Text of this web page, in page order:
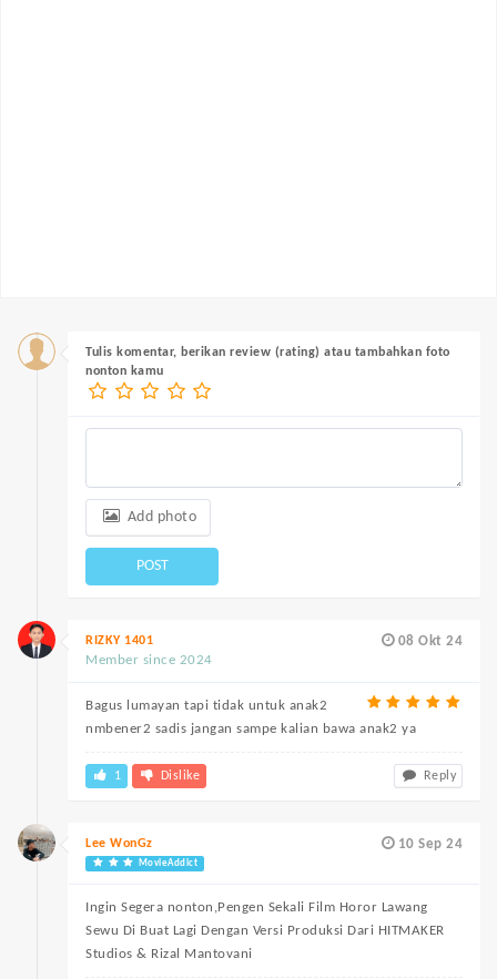
Tulis komentar, berikan review (rating) atau tambahkan foto
nonton kamu
Add photo
POST
08 Okt 24
RIZKY 1401
Member since 2024
Bagus lumayan tapi tidak untuk anak2
nmbener2 sadis jangan sampe kalian bawa anak2 ya
1 Dislike Reply
10 Sep 24
Lee WonGz
MovieAddict
Ingin Segera nonton,Pengen Sekali Film Horor Lawang
Sewu Di Buat Lagi Dengan Versi Produksi Dari HITMAKER
Studios & Rizal Mantovani